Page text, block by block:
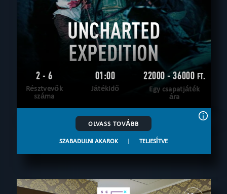
UNCHARTED
EXPEDITION
2 - 6
Résztvevők
száma
01:00
Játékidő
22000 - 36000 FT.
Egy csapatjáték
ára
OLVASS TOVÁBB
SZABADULNI AKAROK | TELJESÍTVE